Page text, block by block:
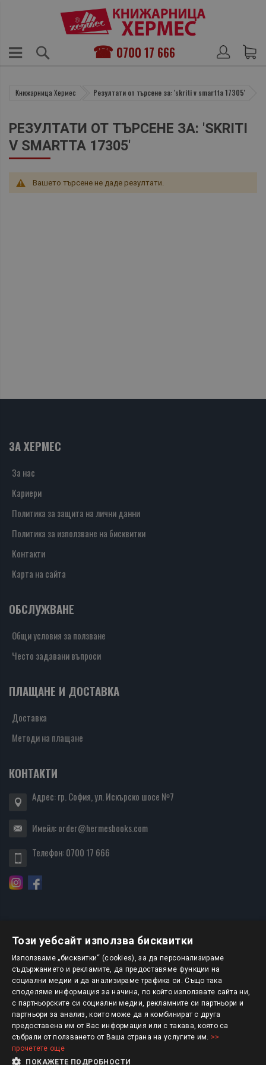
0700 17 666
Книжарница Хермес Резултати от търсене за: 'skriti v smartta 17305'
РЕЗУЛТАТИ ОТ ТЪРСЕНЕ ЗА: 'SKRITI
V SMARTTA 17305'
Вашето търсене не даде резултати.
ЗА ХЕРМЕС
За нас
Кариери
Политика за защита на лични данни
Политика за използване на бисквитки
Контакти
Карта на сайта
ОБСЛУЖВАНЕ
Общи условия за ползване
Често задавани въпроси
ПЛАЩАНЕ И ДОСТАВКА
Доставка
Методи на плащане
КОНТАКТИ
Адрес: гр. София, ул. Искърско шосе №7
Имейл:order@hermesbooks.com
Телефон:0700 17 666
БЮЛЕТИН
АБОНИРАНЕ
Авторско право © 2025 HERMESBOOKS.BG
1 EUR = 1.95583 BGN
Този уебсайт използва бисквитки
Използваме „бисквитки“ (cookies), за да персонализираме
съдържанието и рекламите, да предоставяме функции на
социални медии и да анализираме трафика си. Също така
споделяме информация за начина, по който използвате сайта ни,
с партньорските си социални медии, рекламните си партньори и
партньори за анализ, които може да я комбинират с друга
предоставена им от Вас информация или с такава, която са
събрали от ползването от Ваша страна на услугите им. >>
прочетете още
ПОКАЖЕТЕ ПОДРОБНОСТИ